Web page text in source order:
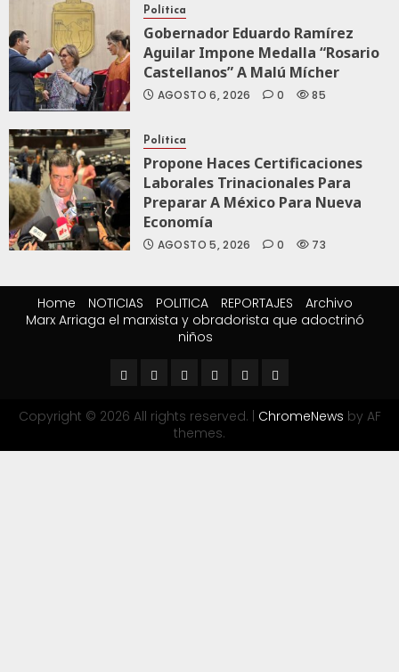
Política
Gobernador Eduardo Ramírez
Aguilar Impone Medalla “Rosario
Castellanos” A Malú Mícher
AGOSTO 6, 2026 0 85
Política
Propone Haces Certificaciones
Laborales Trinacionales Para
Preparar A México Para Nueva
Economía
AGOSTO 5, 2026 0 73
Home NOTICIAS POLITICA REPORTAJES
Archivo
Marx Arriaga el marxista y obradorista que adoctrinó
niños
Copyright © 2026 All rights reserved. ChromeNews by AF
themes.